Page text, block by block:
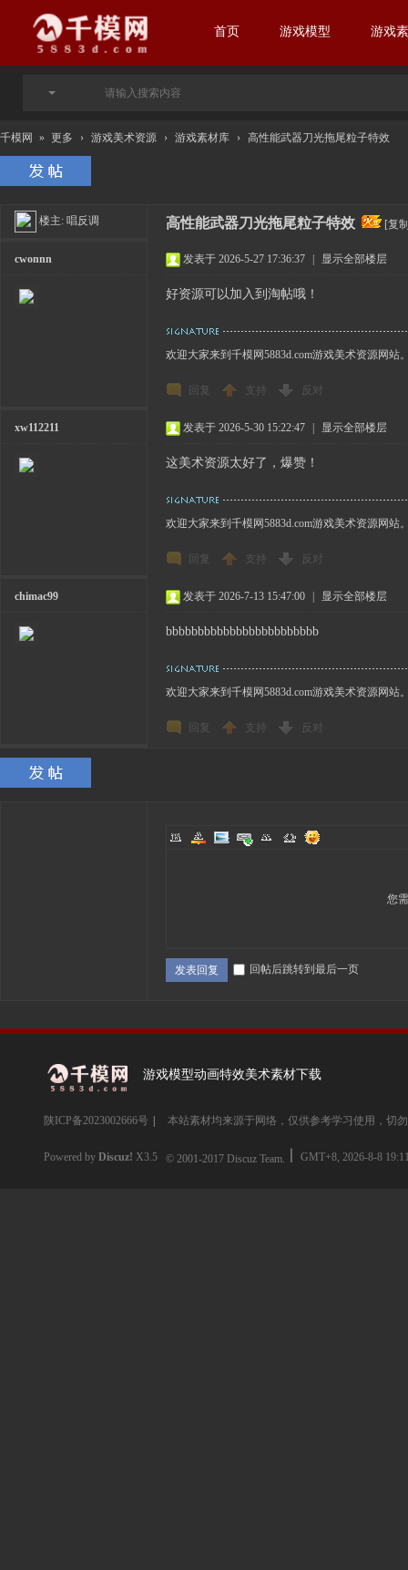
首页 游戏模型 游戏
千模网 » 更多 › 游戏美术资源 › 游戏素材库 › 高性能武器刀光拖尾粒子特效
楼主: 唱反调 高性能武器刀光拖尾粒子特效 [复
cwonnn 发表于 2026-5-27 17:36:37 显示全部楼层
好资源可以加入到淘帖哦！
欢迎大家来到千模网5883d.com游戏美术资源网站
回复 支持 反对
xw112211 发表于 2026-5-30 15:22:47 显示全部楼层
这美术资源太好了，爆赞！
欢迎大家来到千模网5883d.com游戏美术资源网站
回复 支持 反对
chimac99 发表于 2026-7-13 15:47:00 显示全部楼层
bbbbbbbbbbbbbbbbbbbbbbbb
欢迎大家来到千模网5883d.com游戏美术资源网站
回复 支持 反对
您
发表回复 回帖后跳转到最后一页
游戏模型动画特效美术素材下载
陕ICP备2023002666号 本站素材均来源于网络，仅供参考学习使用，切
Powered by Discuz! X3.5 © 2001-2017 Discuz Team. GMT+8, 2026-8-8